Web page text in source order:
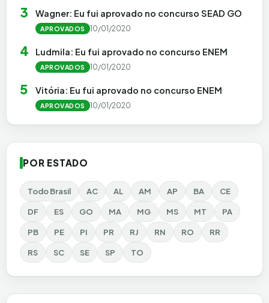
3 Wagner: Eu fui aprovado no concurso SEAD GO
APROVADOS 10/01/2020
4 Ludmila: Eu fui aprovado no concurso ENEM
APROVADOS 10/01/2020
5 Vitória: Eu fui aprovado no concurso ENEM
APROVADOS 10/01/2020
POR ESTADO
Todo Brasil AC AL AM AP BA CE
DF ES GO MA MG MS MT PA
PB PE PI PR RJ RN RO RR
RS SC SE SP TO